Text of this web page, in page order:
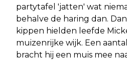
partytafel 'jatten' wat
behalve de haring dan.
kippen hielden leefde
muizenrijke wijk. Een
bracht hij een muis mee